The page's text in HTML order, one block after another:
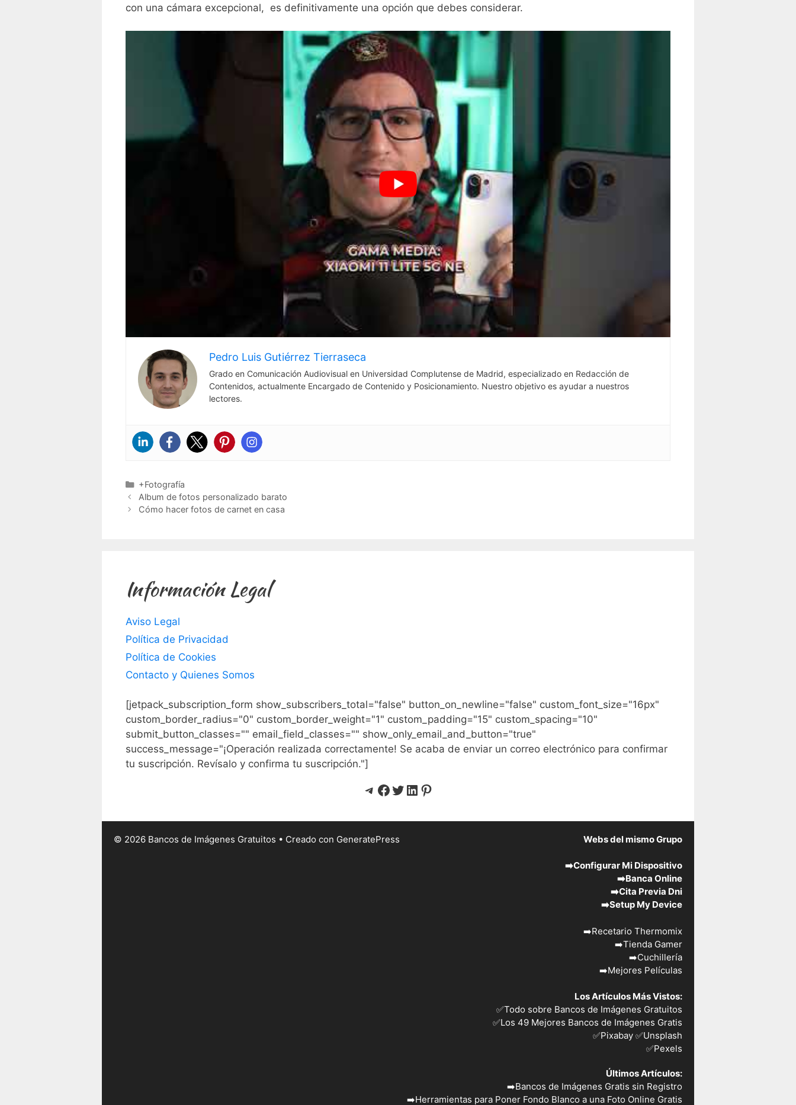
con una cámara excepcional, ​ es definitivamente una opción que debes considerar.
Pedro Luis Gutiérrez Tierraseca
Grado en Comunicación Audiovisual en Universidad Complutense de Madrid, especializado en Redacción de
Contenidos, actualmente Encargado de Contenido y Posicionamiento. Nuestro objetivo es ayudar a nuestros
lectores.
Categorías
+Fotografía
Album de fotos personalizado barato
Cómo hacer fotos de carnet en casa
Información Legal
Aviso Legal
Política de Privacidad
Política de Cookies
Contacto y Quienes Somos
[jetpack_subscription_form show_subscribers_total="false" button_on_newline="false" custom_font_size="16px"
custom_border_radius="0" custom_border_weight="1" custom_padding="15" custom_spacing="10"
submit_button_classes="" email_field_classes="" show_only_email_and_button="true"
success_message="¡Operación realizada correctamente! Se acaba de enviar un correo electrónico para confirmar
tu suscripción. Revísalo y confirma tu suscripción."]
Telegram
Facebook
Twitter
LinkedIn
Pinterest
Webs del mismo Grupo
➡️Configurar Mi Dispositivo
➡️Banca Online
➡️Cita Previa Dni
➡️Setup My Device
➡️Recetario Thermomix
➡️Tienda Gamer
➡️Cuchillería
➡️Mejores Películas
Los Artículos Más Vistos:
✅Todo sobre Bancos de Imágenes Gratuitos
✅Los 49 Mejores Bancos de Imágenes Gratis
✅Pixabay ✅Unsplash
✅Pexels
Últimos Artículos:
➡️Bancos de Imágenes Gratis sin Registro
➡️Herramientas para Poner Fondo Blanco a una Foto Online Gratis
© 2026 Bancos de Imágenes Gratuitos • Creado con GeneratePress